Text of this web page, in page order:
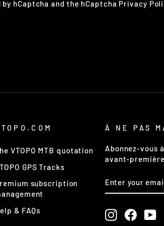
hCaptcha and the hCaptcha Privacy
VTOPO MTB quotation
GPS Tracks
subscription
& FAQs
À NE PAS
Abonnez-vous
avant-
YOUR
EMAIL
Instagram